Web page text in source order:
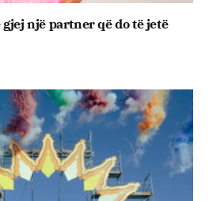
një partner që do të jetë